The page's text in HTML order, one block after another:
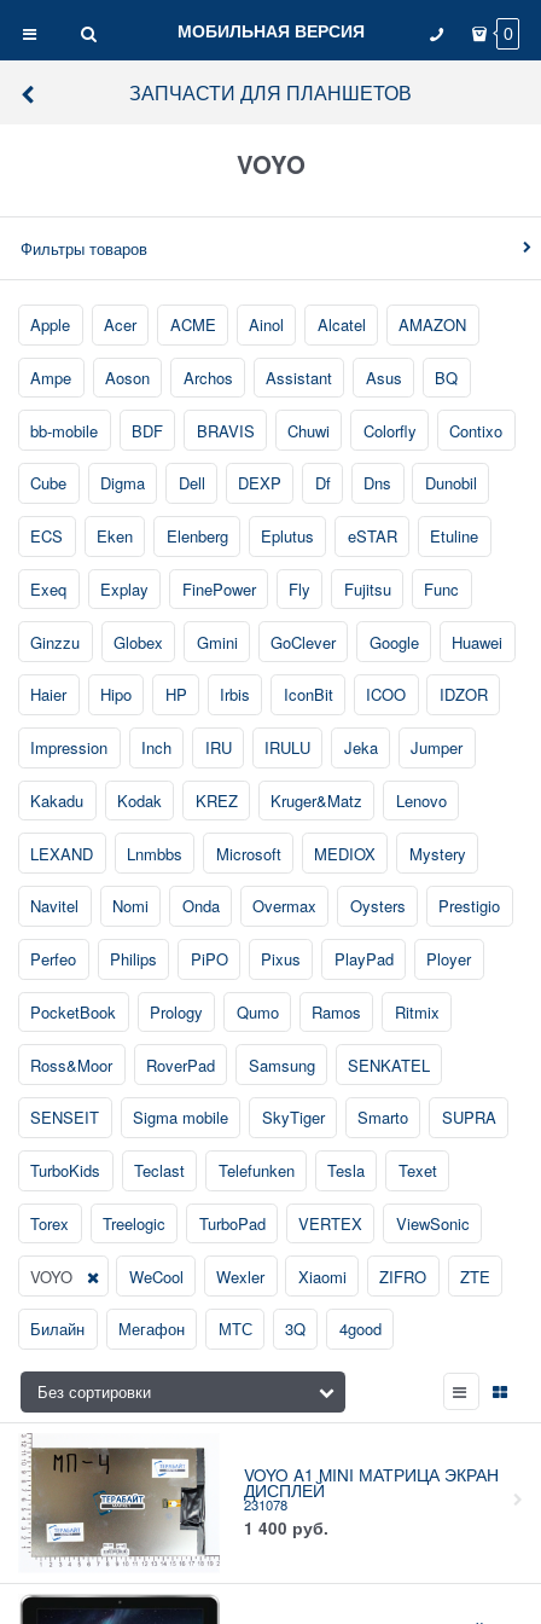
МОБИЛЬНАЯ ВЕРСИЯ 0
ЗАПЧАСТИ ДЛЯ ПЛАНШЕТОВ
VOYO
Фильтры товаров
Apple Acer ACME Ainol Alcatel AMAZON
Ampe Aoson Archos Assistant Asus BQ
bb-mobile BDF BRAVIS Chuwi Colorfly Contixo
Cube Digma Dell DEXP Df Dns Dunobil
ECS Eken Elenberg Eplutus eSTAR Etuline
Exeq Explay FinePower Fly Fujitsu Func
Ginzzu Globex Gmini GoClever Google Huawei
Haier Hipo HP Irbis IconBit ICOO IDZOR
Impression Inch IRU IRULU Jeka Jumper
Kakadu Kodak KREZ Kruger&Matz Lenovo
LEXAND Lnmbbs Microsoft MEDIOX Mystery
Navitel Nomi Onda Overmax Oysters Prestigio
Perfeo Philips PiPO Pixus PlayPad Ployer
PocketBook Prology Qumo Ramos Ritmix
Ross&Moor RoverPad Samsung SENKATEL
SENSEIT Sigma mobile SkyTiger Smarto SUPRA
TurboKids Teclast Telefunken Tesla Texet
Torex Treelogic TurboPad VERTEX ViewSonic
VOYO WeCool Wexler Xiaomi ZIFRO ZTE
Билайн Мегафон МТС 3Q 4good
VOYO A1 MINI МАТРИЦА ЭКРАН
ДИСПЛЕЙ
231078
1 400 руб.